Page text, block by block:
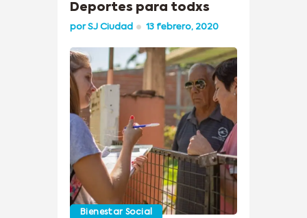
Deportes para todxs
porSJ Ciudad 13 febrero, 2020
Bienestar Social